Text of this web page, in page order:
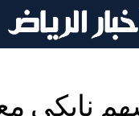
نايكي